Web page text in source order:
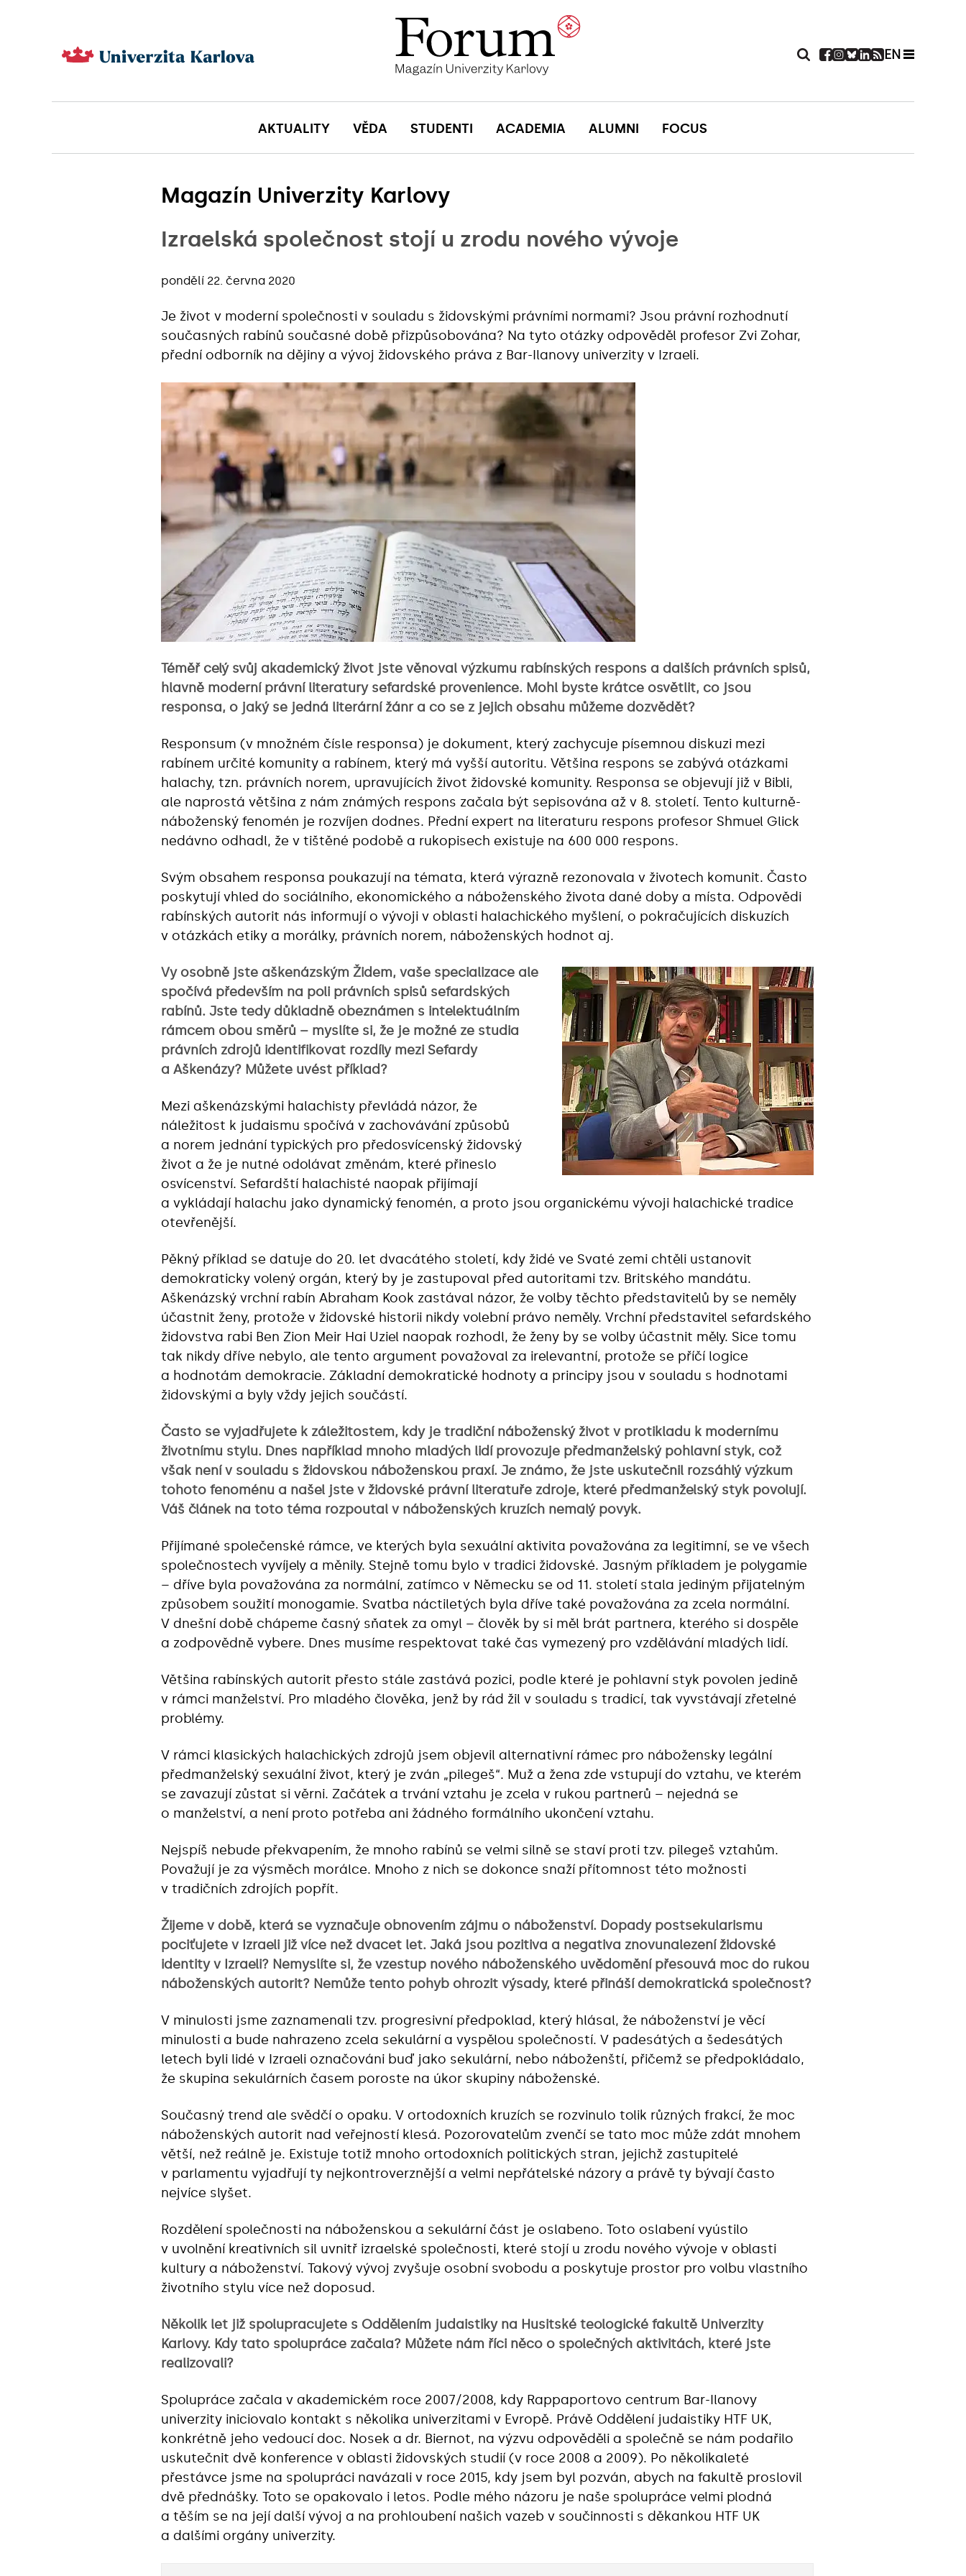
EN
AKTUALITY VĚDA STUDENTI ACADEMIA ALUMNI FOCUS
Magazín Univerzity Karlovy
Izraelská společnost stojí u zrodu nového vývoje
pondělí 22. června 2020
Je život v moderní společnosti v souladu s židovskými právními normami? Jsou právní rozhodnutí
současných rabínů současné době přizpůsobována? Na tyto otázky odpověděl profesor Zvi Zohar,
přední odborník na dějiny a vývoj židovského práva z Bar-Ilanovy univerzity v Izraeli.
Téměř celý svůj akademický život jste věnoval výzkumu rabínských respons a dalších právních spisů,
hlavně moderní právní literatury sefardské provenience. Mohl byste krátce osvětlit, co jsou
responsa, o jaký se jedná literární žánr a co se z jejich obsahu můžeme dozvědět?
Responsum (v množném čísle responsa) je dokument, který zachycuje písemnou diskuzi mezi
rabínem určité komunity a rabínem, který má vyšší autoritu. Většina respons se zabývá otázkami
halachy, tzn. právních norem, upravujících život židovské komunity. Responsa se objevují již v Bibli,
ale naprostá většina z nám známých respons začala být sepisována až v 8. století. Tento kulturně-
náboženský fenomén je rozvíjen dodnes. Přední expert na literaturu respons profesor Shmuel Glick
nedávno odhadl, že v tištěné podobě a rukopisech existuje na 600 000 respons.
Svým obsahem responsa poukazují na témata, která výrazně rezonovala v životech komunit. Často
poskytují vhled do sociálního, ekonomického a náboženského života dané doby a místa. Odpovědi
rabínských autorit nás informují o vývoji v oblasti halachického myšlení, o pokračujících diskuzích
v otázkách etiky a morálky, právních norem, náboženských hodnot aj.
Vy osobně jste aškenázským Židem, vaše specializace ale
spočívá především na poli právních spisů sefardských
rabínů. Jste tedy důkladně obeznámen s intelektuálním
rámcem obou směrů – myslíte si, že je možné ze studia
právních zdrojů identifikovat rozdíly mezi Sefardy
a Aškenázy? Můžete uvést příklad?
Mezi aškenázskými halachisty převládá názor, že
náležitost k judaismu spočívá v zachovávání způsobů
a norem jednání typických pro předosvícenský židovský
život a že je nutné odolávat změnám, které přineslo
osvícenství. Sefardští halachisté naopak přijímají
a vykládají halachu jako dynamický fenomén, a proto jsou organickému vývoji halachické tradice
otevřenější.
Pěkný příklad se datuje do 20. let dvacátého století, kdy židé ve Svaté zemi chtěli ustanovit
demokraticky volený orgán, který by je zastupoval před autoritami tzv. Britského mandátu.
Aškenázský vrchní rabín Abraham Kook zastával názor, že volby těchto představitelů by se neměly
účastnit ženy, protože v židovské historii nikdy volební právo neměly. Vrchní představitel sefardského
židovstva rabi Ben Zion Meir Hai Uziel naopak rozhodl, že ženy by se volby účastnit měly. Sice tomu
tak nikdy dříve nebylo, ale tento argument považoval za irelevantní, protože se příčí logice
a hodnotám demokracie. Základní demokratické hodnoty a principy jsou v souladu s hodnotami
židovskými a byly vždy jejich součástí.
Často se vyjadřujete k záležitostem, kdy je tradiční náboženský život v protikladu k modernímu
životnímu stylu. Dnes například mnoho mladých lidí provozuje předmanželský pohlavní styk, což
však není v souladu s židovskou náboženskou praxí. Je známo, že jste uskutečnil rozsáhlý výzkum
tohoto fenoménu a našel jste v židovské právní literatuře zdroje, které předmanželský styk povolují.
Váš článek na toto téma rozpoutal v náboženských kruzích nemalý povyk.
Přijímané společenské rámce, ve kterých byla sexuální aktivita považována za legitimní, se ve všech
společnostech vyvíjely a měnily. Stejně tomu bylo v tradici židovské. Jasným příkladem je polygamie
– dříve byla považována za normální, zatímco v Německu se od 11. století stala jediným přijatelným
způsobem soužití monogamie. Svatba náctiletých byla dříve také považována za zcela normální.
V dnešní době chápeme časný sňatek za omyl – člověk by si měl brát partnera, kterého si dospěle
a zodpovědně vybere. Dnes musíme respektovat také čas vymezený pro vzdělávání mladých lidí.
Většina rabínských autorit přesto stále zastává pozici, podle které je pohlavní styk povolen jedině
v rámci manželství. Pro mladého člověka, jenž by rád žil v souladu s tradicí, tak vyvstávají zřetelné
problémy.
V rámci klasických halachických zdrojů jsem objevil alternativní rámec pro nábožensky legální
předmanželský sexuální život, který je zván „pilegeš“. Muž a žena zde vstupují do vztahu, ve kterém
se zavazují zůstat si věrni. Začátek a trvání vztahu je zcela v rukou partnerů – nejedná se
o manželství, a není proto potřeba ani žádného formálního ukončení vztahu.
Nejspíš nebude překvapením, že mnoho rabínů se velmi silně se staví proti tzv. pilegeš vztahům.
Považují je za výsměch morálce. Mnoho z nich se dokonce snaží přítomnost této možnosti
v tradičních zdrojích popřít.
Žijeme v době, která se vyznačuje obnovením zájmu o náboženství. Dopady postsekularismu
pociťujete v Izraeli již více než dvacet let. Jaká jsou pozitiva a negativa znovunalezení židovské
identity v Izraeli? Nemyslíte si, že vzestup nového náboženského uvědomění přesouvá moc do rukou
náboženských autorit? Nemůže tento pohyb ohrozit výsady, které přináší demokratická společnost?
V minulosti jsme zaznamenali tzv. progresivní předpoklad, který hlásal, že náboženství je věcí
minulosti a bude nahrazeno zcela sekulární a vyspělou společností. V padesátých a šedesátých
letech byli lidé v Izraeli označováni buď jako sekulární, nebo náboženští, přičemž se předpokládalo,
že skupina sekulárních časem poroste na úkor skupiny náboženské.
Současný trend ale svědčí o opaku. V ortodoxních kruzích se rozvinulo tolik různých frakcí, že moc
náboženských autorit nad veřejností klesá. Pozorovatelům zvenčí se tato moc může zdát mnohem
větší, než reálně je. Existuje totiž mnoho ortodoxních politických stran, jejichž zastupitelé
v parlamentu vyjadřují ty nejkontroverznější a velmi nepřátelské názory a právě ty bývají často
nejvíce slyšet.
Rozdělení společnosti na náboženskou a sekulární část je oslabeno. Toto oslabení vyústilo
v uvolnění kreativních sil uvnitř izraelské společnosti, které stojí u zrodu nového vývoje v oblasti
kultury a náboženství. Takový vývoj zvyšuje osobní svobodu a poskytuje prostor pro volbu vlastního
životního stylu více než doposud.
Několik let již spolupracujete s Oddělením judaistiky na Husitské teologické fakultě Univerzity
Karlovy. Kdy tato spolupráce začala? Můžete nám říci něco o společných aktivitách, které jste
realizovali?
Spolupráce začala v akademickém roce 2007/2008, kdy Rappaportovo centrum Bar-Ilanovy
univerzity iniciovalo kontakt s několika univerzitami v Evropě. Právě Oddělení judaistiky HTF UK,
konkrétně jeho vedoucí doc. Nosek a dr. Biernot, na výzvu odpověděli a společně se nám podařilo
uskutečnit dvě konference v oblasti židovských studií (v roce 2008 a 2009). Po několikaleté
přestávce jsme na spolupráci navázali v roce 2015, kdy jsem byl pozván, abych na fakultě proslovil
dvě přednášky. Toto se opakovalo i letos. Podle mého názoru je naše spolupráce velmi plodná
a těším se na její další vývoj a na prohloubení našich vazeb v součinnosti s děkankou HTF UK
a dalšími orgány univerzity.